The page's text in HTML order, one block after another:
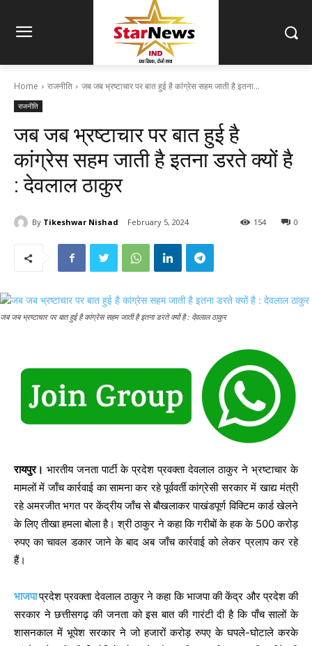
Home राजनीति जब जब भ्रष्टाचार पर बात हुई है कांग्रेस सहम जाती है इतना...
राजनीति
जब जब भ्रष्टाचार पर बात हुई है
कांग्रेस सहम जाती है इतना डरते क्यों है
: देवलाल ठाकुर
By Tikeshwar Nishad February 5, 2024 0
154
जब जब भ्रष्टाचार पर बात हुई है कांग्रेस सहम जाती है इतना डरते क्यों है : देवलाल ठाकुर
रायपुर। भारतीय जनता पार्टी के प्रदेश प्रवक्ता देवलाल ठाकुर ने भ्रष्टाचार के
मामलों में जाँच कार्रवाई का सामना कर रहे पूर्ववर्ती कांग्रेसी सरकार में खाद्य मंत्री
रहे अमरजीत भगत पर केंद्रीय जाँच से बौखलाकर पाखंडपूर्ण विक्टिम कार्ड खेलने
के लिए तीखा हमला बोला है। श्री ठाकुर ने कहा कि गरीबों के हक के 500 करोड़
रुपए का चावल डकार जाने के बाद अब जाँच कार्रवाई को लेकर प्रलाप कर रहे
हैं।
भाजपाप्रदेश प्रवक्ता देवलाल ठाकुर ने कहा कि भाजपा की केंद्र और प्रदेश की
सरकार ने छत्तीसगढ़ की जनता को इस बात की गारंटी दी है कि पाँच सालों के
शासनकाल में भूपेश सरकार ने जो हजारों करोड़ रुपए के घपले-घोटाले करके